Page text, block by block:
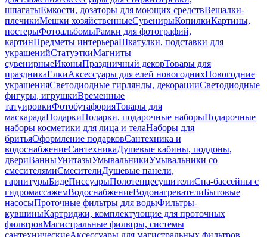
шпагатыЕмкости, дозаторы для моющих средствВешалки-
плечикиМешки хозяйственныеСувенирыКопилкиКартины,
постерыФотоальбомыРамки для фотографий,
картинПредметы интерьераШкатулки, подставки для
украшенийСтатуэткиМагниты
сувенирныеИконыПраздничный декорТовары для
праздникаЕлкиАксессуары для елей новогоднихНовогодние
украшенияСветодиодные гирлянды, декорацииСветодиодные
фигуры, игрушкиВременные
татуировкиФотобутафорияТовары для
маскарадаПодаркиПодарки, подарочные наборыПодарочные
наборы косметики для лица и телаНаборы для
бритьяОформление подарковСантехника и
водоснабжениеСантехникаДушевые кабины, поддоны,
двериВанныУнитазыУмывальникиУмывальники со
смесителямиСмесителиДушевые панели,
гарнитурыБидеПиссуарыПолотенцесушителиСпа-бассейны с
гидромассажемВодоснабжениеВодонагревателиБытовые
насосыПроточные фильтры для водыФильтры-
кувшиныКартриджи, комплектующие для проточных
фильтровМагистральные фильтры, системы
сантехническиеАксессуары для магистральных фильтров,